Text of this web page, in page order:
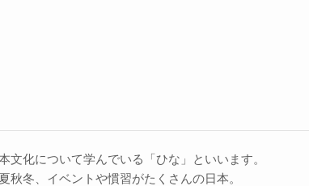
文化について学んでいる「ひな」といいます。
秋冬、イベントや慣習がたくさんの日本。